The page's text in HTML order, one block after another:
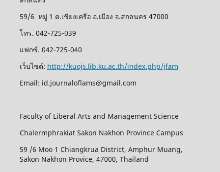
59/6 หมู่ 1 ต.เชียงเครือ อ.เมือง จ.สกลนคร 47000
โทร. 042-725-039
แฟกซ์. 042-725-040
เว็บไซต์: http://kuojs.lib.ku.ac.th/index.php/jfam
Email: id.journaloflams@gmail.com
Faculty of Liberal Arts and Management Science
Chalermphrakiat Sakon Nakhon Province Campus
59 /6 Moo 1 Chiangkrua District, Amphur Muang,
Sakon Nakhon Provice, 47000, Thailand